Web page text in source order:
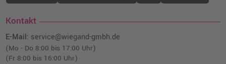
Kontakt
E-Mail: service@wiegand-gmbh.de
(Mo - Do 8:00 bis 17:00 Uhr)
(Fr 8:00 bis 16:00 Uhr)